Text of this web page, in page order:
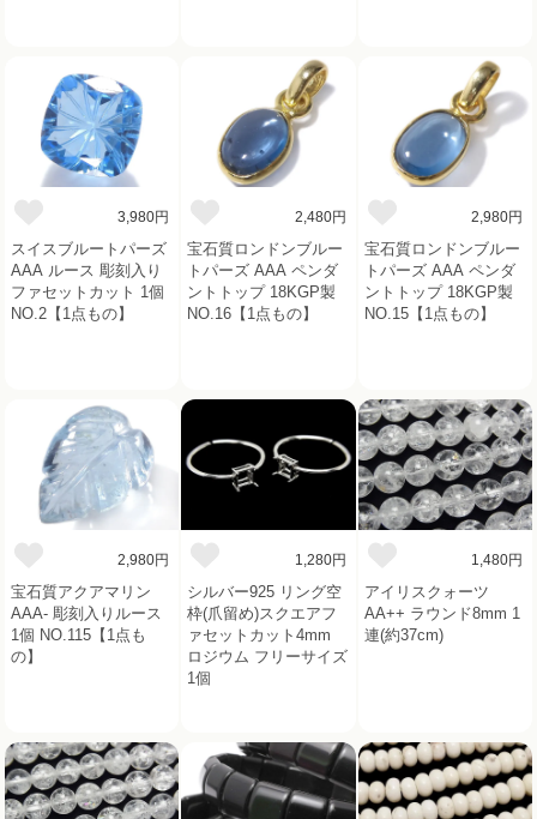
3,980円
スイスブルートパーズ
AAA ルース 彫刻入り
ファセットカット 1個
NO.2【1点もの】
2,480円
宝石質ロンドンブルー
トパーズ AAA ペンダ
ントトップ 18KGP製
NO.16【1点もの】
2,980円
宝石質ロンドンブルー
トパーズ AAA ペンダ
ントトップ 18KGP製
NO.15【1点もの】
2,980円
宝石質アクアマリン
AAA- 彫刻入りルース
1個 NO.115【1点も
の】
1,280円
シルバー925 リング空
枠(爪留め)スクエアフ
ァセットカット4mm
ロジウム フリーサイズ
1個
1,480円
アイリスクォーツ
AA++ ラウンド8mm 1
連(約37cm)